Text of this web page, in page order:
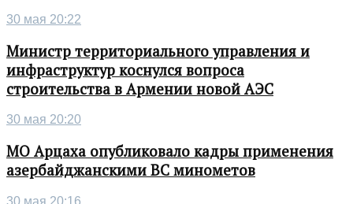
30 мая 20:22
Министр территориального управления и
инфраструктур коснулся вопроса
строительства в Армении новой АЭС
30 мая 20:20
МО Арцаха опубликовало кадры применения
азербайджанскими ВС минометов
30 мая 20:16